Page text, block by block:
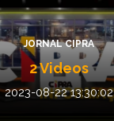
JORNAL CIPRA
2 Videos
2023-08-22 13:30:02